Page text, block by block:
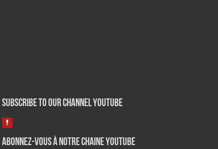
Subscribe to our Channel Youtube
Abonnez-vous à notre chaine Youtube